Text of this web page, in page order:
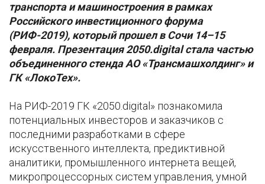
транспорта и машиностроения в рамках
Российского инвестиционного форума
(РИФ-2019), который прошел в Сочи 14–15
февраля. Презентация 2050.digital стала частью
объединенного стенда АО «Трансмашхолдинг» и
ГК «ЛокоТех».
На РИФ-2019 ГК «2050.digital» познакомила
потенциальных инвесторов и заказчиков с
последними разработками в сфере
искусственного интеллекта, предиктивной
аналитики, промышленного интернета вещей,
микропроцессорных систем управления, умной